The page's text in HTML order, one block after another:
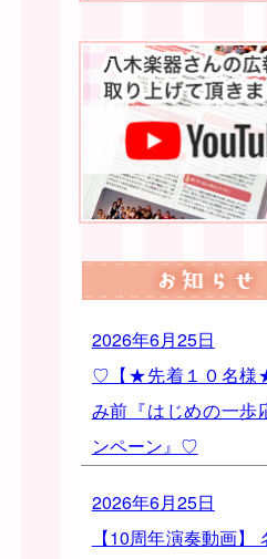
2026年6月25日
♡【★先着１０名様
み前『はじめの一歩
ンペーン』♡
2026年6月25日
【10周年演奏動画】